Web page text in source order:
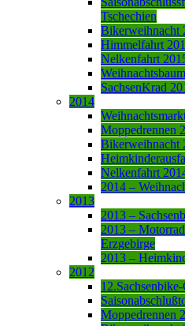
Tschechien
Bikerweihnacht
Himmelfahrt
Nelkenfahrt
SachsenKrad
2014
Moppedrennen
Bikerweihnacht
Nelkenfahrt
2014 –
2013
2013 –
2013 –
Erzgebirge
2013 –
2012
Moppedrennen